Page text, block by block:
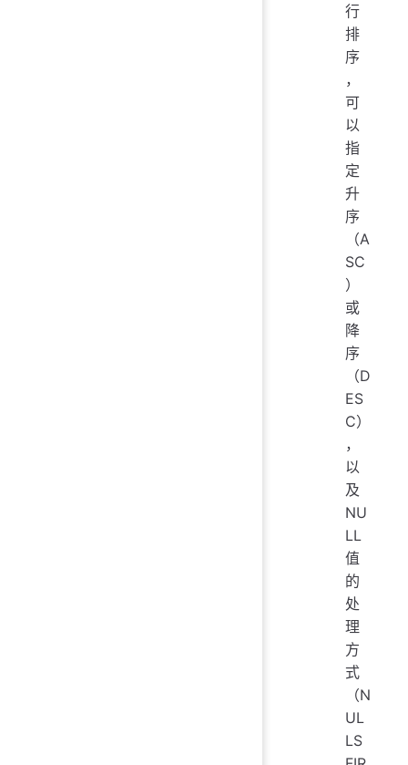
行
排
序
，
可
以
指
定
升
序
（A
SC
）
或
降
序
（D
ES
C）
，
以
及
NU
LL
值
的
处
理
方
式
（N
UL
LS